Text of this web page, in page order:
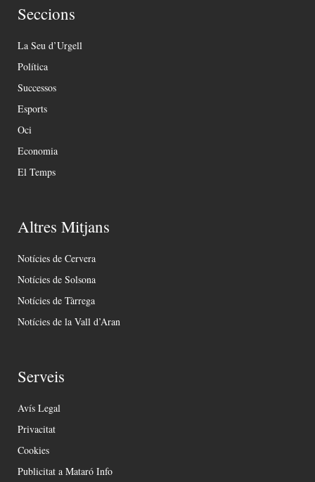
Seccions
La Seu d’Urgell
Política
Successos
Esports
Oci
Economia
El Temps
Altres Mitjans
Notícies de Cervera
Notícies de Solsona
Notícies de Tàrrega
Notícies de la Vall d’Aran
Serveis
Avís Legal
Privacitat
Cookies
Publicitat a Mataró Info